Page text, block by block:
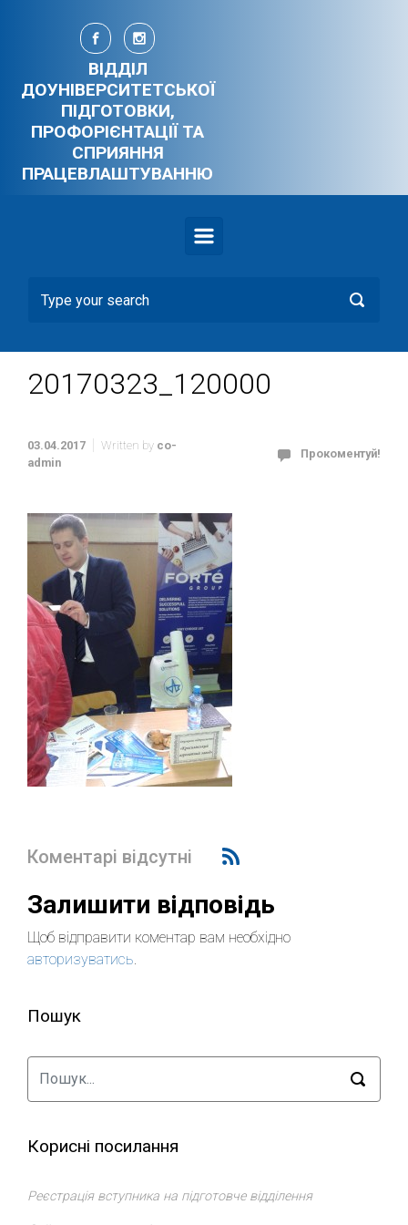
Skip to main content
ВІДДІЛ
ДОУНІВЕРСИТЕТСЬКОЇ
ПІДГОТОВКИ,
ПРОФОРІЄНТАЦІЇ ТА
СПРИЯННЯ
ПРАЦЕВЛАШТУВАННЮ
20170323_120000
03.04.2017 Written by co-
admin
Прокоментуй!
Коментарі відсутні
Залишити відповідь
Щоб відправити коментар вам необхідно
авторизуватись.
Пошук
Корисні посилання
Реєстрація вступника на підготовче відділення